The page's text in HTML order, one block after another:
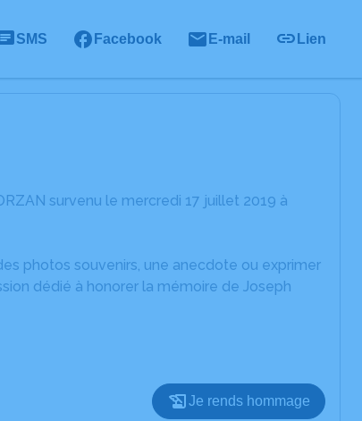
SMS Facebook E-mail Lien
survenu le mercredi 17 juillet 2019 à
photos souvenirs, une anecdote ou exprimer
dédié à honorer la mémoire de Joseph
Je rends hommage